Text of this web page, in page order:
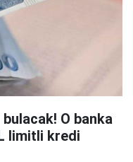
O banka
limitli kredi